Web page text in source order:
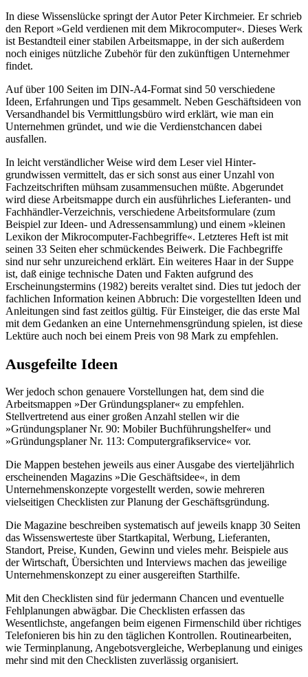
In diese Wissenslücke springt der Autor Peter Kirchmeier. Er schrieb
den Report »Geld verdienen mit dem Mikrocomputer«. Dieses Werk
ist Bestandteil einer stabilen Arbeitsmappe, in der sich außerdem
noch einiges nützliche Zubehör für den zukünftigen Unternehmer
findet.
Auf über 100 Seiten im DIN-A4-Format sind 50 verschiedene
Ideen, Erfahrungen und Tips gesammelt. Neben Geschäftsideen von
Versandhandel bis Vermittlungsbüro wird erklärt, wie man ein
Unternehmen gründet, und wie die Verdienstchancen dabei
ausfallen.
In leicht verständlicher Weise wird dem Leser viel Hinter-
grundwissen vermittelt, das er sich sonst aus einer Unzahl von
Fachzeitschriften mühsam zusammensuchen müßte. Abgerundet
wird diese Arbeitsmappe durch ein ausführliches Lieferanten- und
Fachhändler-Verzeichnis, verschiedene Arbeitsformulare (zum
Beispiel zur Ideen- und Adressensammlung) und einem »kleinen
Lexikon der Mikrocomputer-Fachbegriffe«. Letzteres Heft ist mit
seinen 33 Seiten eher schmückendes Beiwerk. Die Fachbegriffe
sind nur sehr unzureichend erklärt. Ein weiteres Haar in der Suppe
ist, daß einige technische Daten und Fakten aufgrund des
Erscheinungstermins (1982) bereits veraltet sind. Dies tut jedoch der
fachlichen Information keinen Abbruch: Die vorgestellten Ideen und
Anleitungen sind fast zeitlos gültig. Für Einsteiger, die das erste Mal
mit dem Gedanken an eine Unternehmensgründung spielen, ist diese
Lektüre auch noch bei einem Preis von 98 Mark zu empfehlen.
Ausgefeilte Ideen
Wer jedoch schon genauere Vorstellungen hat, dem sind die
Arbeitsmappen »Der Gründungsplaner« zu empfehlen.
Stellvertretend aus einer großen Anzahl stellen wir die
»Gründungsplaner Nr. 90: Mobiler Buchführungshelfer« und
»Gründungsplaner Nr. 113: Computergrafikservice« vor.
Die Mappen bestehen jeweils aus einer Ausgabe des vierteljährlich
erscheinenden Magazins »Die Geschäftsidee«, in dem
Unternehmenskonzepte vorgestellt werden, sowie mehreren
vielseitigen Checklisten zur Planung der Geschäftsgründung.
Die Magazine beschreiben systematisch auf jeweils knapp 30 Seiten
das Wissenswerteste über Startkapital, Werbung, Lieferanten,
Standort, Preise, Kunden, Gewinn und vieles mehr. Beispiele aus
der Wirtschaft, Übersichten und Interviews machen das jeweilige
Unternehmenskonzept zu einer ausgereiften Starthilfe.
Mit den Checklisten sind für jedermann Chancen und eventuelle
Fehlplanungen abwägbar. Die Checklisten erfassen das
Wesentlichste, angefangen beim eigenen Firmenschild über richtiges
Telefonieren bis hin zu den täglichen Kontrollen. Routinearbeiten,
wie Terminplanung, Angebotsvergleiche, Werbeplanung und einiges
mehr sind mit den Checklisten zuverlässig organisiert.